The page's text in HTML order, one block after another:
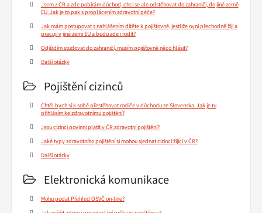
Jsem z ČR a zde pobírám důchod, chci se ale odstěhovat do zahraničí, do jiné země
EU. Jak je to pak s proplácením zdravotní péče?
Jak mám postupovat s nahlášením dítěte k pojišťovně, jestliže nyní přechodně žiji a
pracuji v jiné zemi EU a budu zde i rodit?
Odjíždím studovat do zahraničí, musím pojišťovně něco hlásit?
Další otázky
Pojištění cizinců
Chtěl bych si k sobě přestěhovat rodiče v důchodu ze Slovenska. Jak je tu
přihlásím ke zdravotnímu pojištění?
Jsou cizinci povinni platit v ČR zdravotní pojištění?
Jaké typy zdravotního pojištění si mohou sjednat cizinci žijící v ČR?
Další otázky
Elektronická komunikace
Mohu podat Přehled OSVČ on-line?